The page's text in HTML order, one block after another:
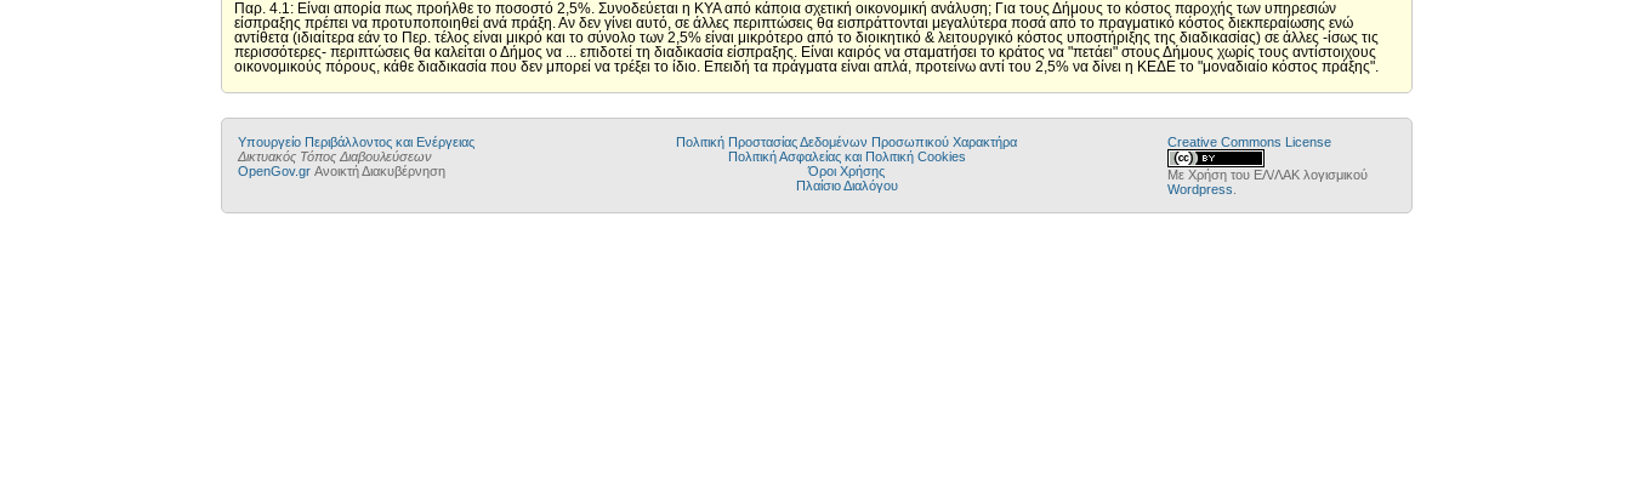
Παρ. 4.1: Είναι απορία πως προήλθε το ποσοστό 2,5%. Συνοδεύεται η ΚΥΑ από κάποια σχετική οικονομική ανάλυση; Για τους Δήμους το κόστος παροχής των υπηρεσιών
είσπραξης πρέπει να προτυποποιηθεί ανά πράξη. Αν δεν γίνει αυτό, σε άλλες περιπτώσεις θα εισπράττονται μεγαλύτερα ποσά από το πραγματικό κόστος διεκπεραίωσης ενώ
αντίθετα (ιδιαίτερα εάν το Περ. τέλος είναι μικρό και το σύνολο των 2,5% είναι μικρότερο από το διοικητικό & λειτουργικό κόστος υποστήριξης της διαδικασίας) σε άλλες -ίσως τις
περισσότερες- περιπτώσεις θα καλείται ο Δήμος να ... επιδοτεί τη διαδικασία είσπραξης. Είναι καιρός να σταματήσει το κράτος να "πετάει" στους Δήμους χωρίς τους αντίστοιχους
οικονομικούς πόρους, κάθε διαδικασία που δεν μπορεί να τρέξει το ίδιο. Επειδή τα πράγματα είναι απλά, προτείνω αντί του 2,5% να δίνει η ΚΕΔΕ το "μοναδιαίο κόστος πράξης".
Yπουργείο Περιβάλλοντος και Ενέργειας
Δικτυακός Τόπος Διαβουλεύσεων
OpenGov.gr Ανοικτή Διακυβέρνηση
Πολιτική Προστασίας Δεδομένων Προσωπικού Χαρακτήρα
Πολιτική Ασφαλείας και Πολιτική Cookies
Όροι Χρήσης
Πλαίσιο Διαλόγου
Creative Commons License
Με Χρήση του ΕΛ/ΛΑΚ λογισμικού
Wordpress